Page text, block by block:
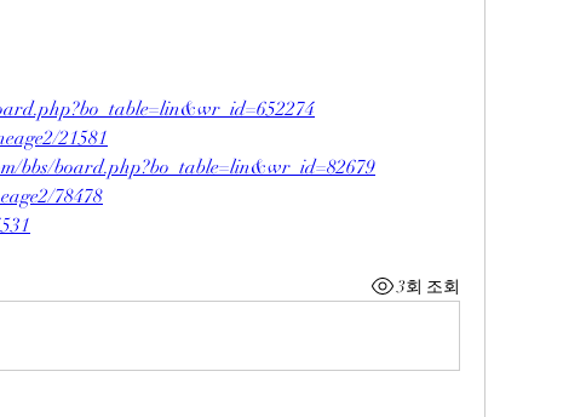
21581
bbs/board.php?bo_table=lin&wr_id=82679
78478
3회 조회